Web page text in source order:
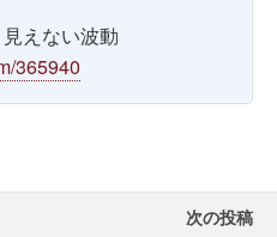
えない波動
365940
次の投稿